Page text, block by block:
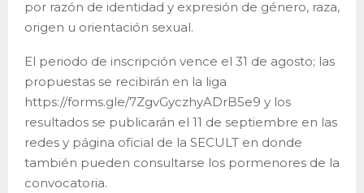
por razón de identidad y expresión de género, raza,
origen u orientación sexual.
El periodo de inscripción vence el 31 de agosto; las
propuestas se recibirán en la liga
https://forms.gle/7ZgvGyczhyADrB5e9 y los
resultados se publicarán el 11 de septiembre en las
redes y página oficial de la SECULT en donde
también pueden consultarse los pormenores de la
convocatoria.